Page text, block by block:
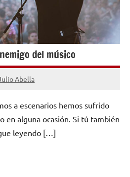
del músico
Abella
a escenarios hemos sufrido
en alguna ocasión. Si tú también
leyendo […]